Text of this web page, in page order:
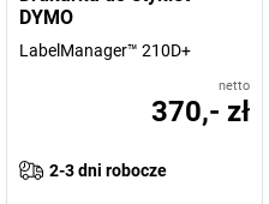
DYMO
LabelManager™ 210D+
netto
370,- zł
2-3 dni robocze